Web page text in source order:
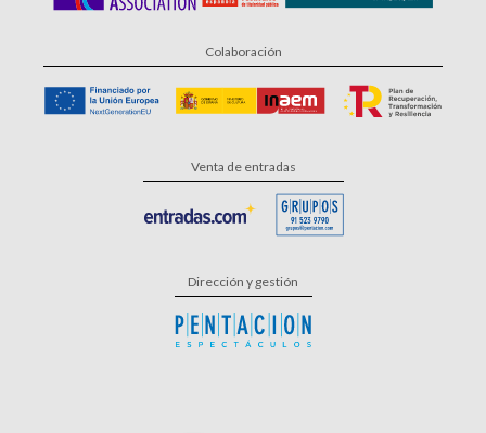
Colaboración
Venta de entradas
Dirección y gestión